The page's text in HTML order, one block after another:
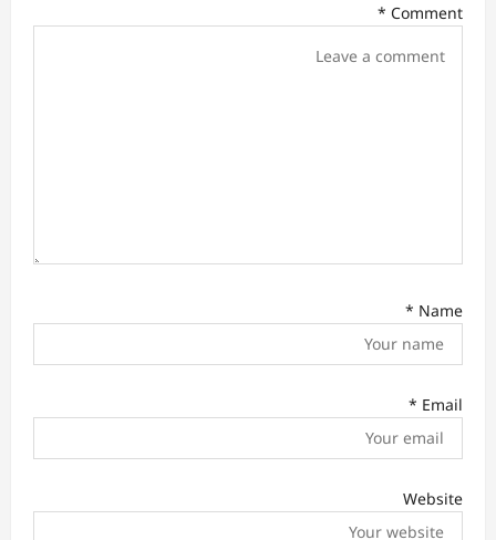
t
Comment
*
Name
*
Email
*
Website